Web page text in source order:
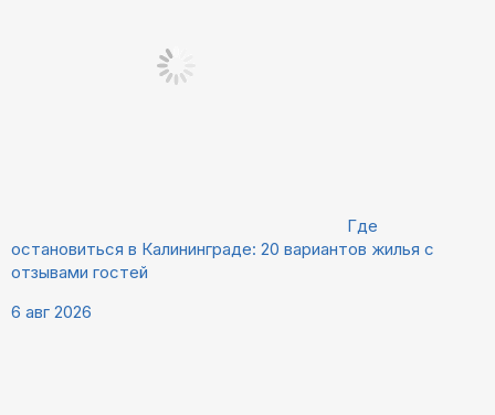
Где
остановиться в Калининграде: 20 вариантов жилья с
отзывами гостей
6 авг 2026